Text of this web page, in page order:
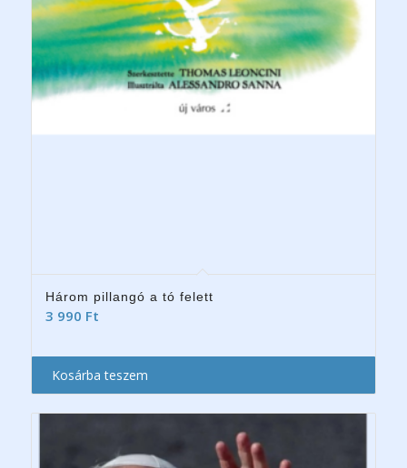
Három pillangó a tó felett
3 990 Ft
Kosárba teszem